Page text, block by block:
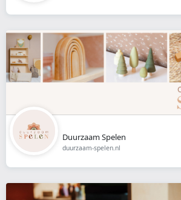
Duurzaam Spelen
duurzaam-spelen.nl